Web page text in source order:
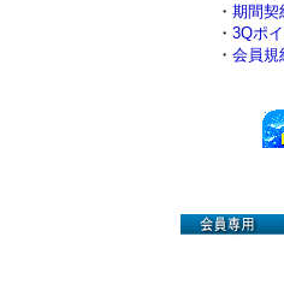
・ 期間契
・ 3Qポ
・ 会員規